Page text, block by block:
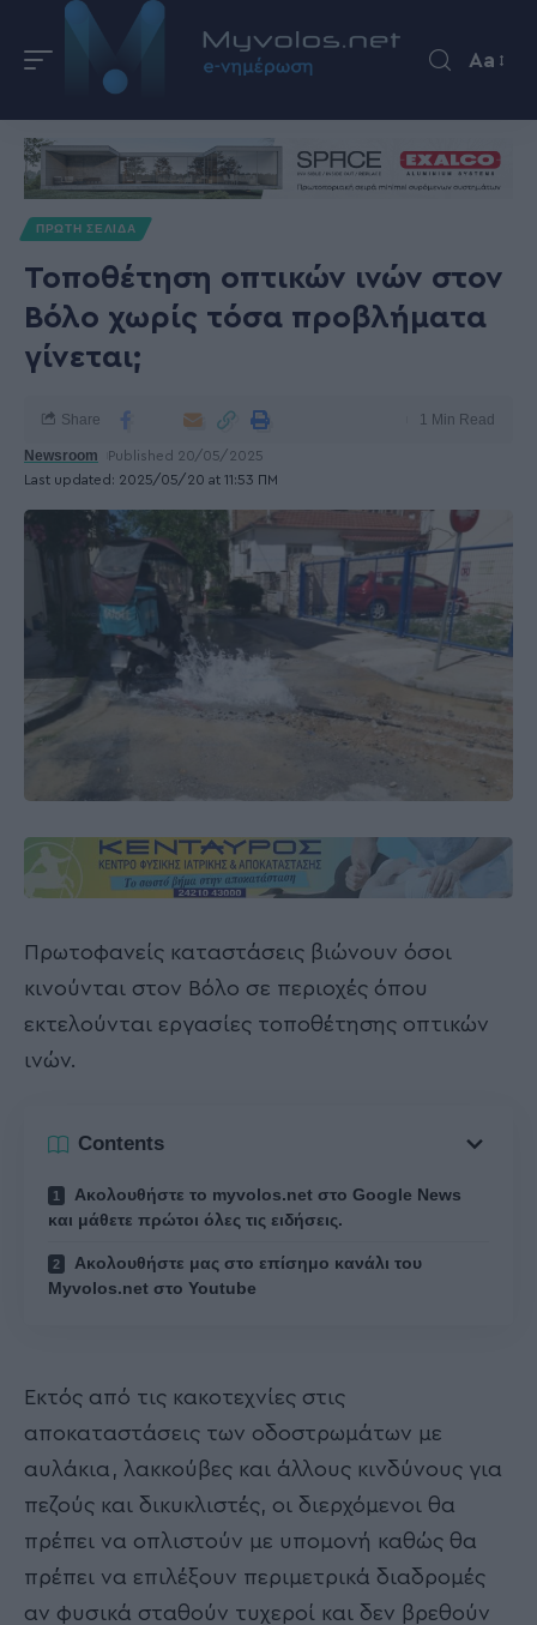
Aa
ΠΡΩΤΗ ΣΕΛΙΔΑ
Τοποθέτηση οπτικών ινών στον
Βόλο χωρίς τόσα προβλήματα
γίνεται;
Last updated: 2025/05/20 at 11:53 ΠΜ
Newsroom Published 20/05/2025
Share 1 Min Read
Πρωτοφανείς καταστάσεις βιώνουν όσοι
κινούνται στον Βόλο σε περιοχές όπου
εκτελούνται εργασίες τοποθέτησης οπτικών
ινών.
Contents
Ακολουθήστε το myvolos.net στο Google News
και μάθετε πρώτοι όλες τις ειδήσεις.
Ακολουθήστε μας στο επίσημο κανάλι του
Myvolos.net στο Youtube
Εκτός από τις κακοτεχνίες στις
αποκαταστάσεις των οδοστρωμάτων με
αυλάκια, λακκούβες και άλλους κινδύνους για
πεζούς και δικυκλιστές, οι διερχόμενοι θα
πρέπει να οπλιστούν με υπομονή καθώς θα
πρέπει να επιλέξουν περιμετρικά διαδρομές
αν φυσικά σταθούν τυχεροί και δεν βρεθούν